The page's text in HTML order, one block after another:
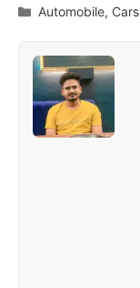
Categories
Automobile, Cars